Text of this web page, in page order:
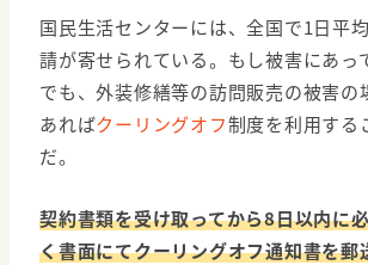
国民生活センターには、全国で1日平
請が寄せられている。もし被害にあっ
でも、外装修繕等の訪問販売の被害の
あればクーリングオフ制度を利用する
だ。
契約書類を受け取ってから8日以内に
く書面にてクーリングオフ通知書を郵